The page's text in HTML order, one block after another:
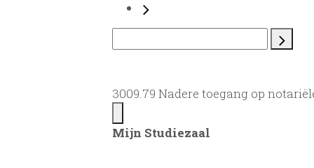
3009.79 Nadere toegang op
Mijn Studiezaal